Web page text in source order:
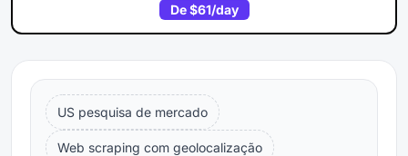
De$61/day
US pesquisa de mercado
Web scraping com geolocalização